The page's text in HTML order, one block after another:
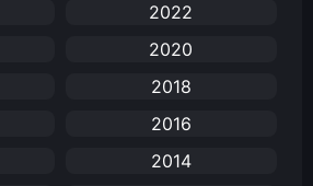
2022
2020
2018
2016
2014